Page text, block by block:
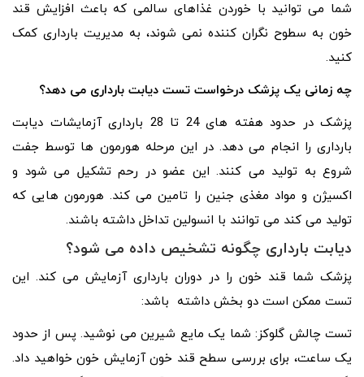
شما می توانید با خوردن غذاهای سالمی که باعث افزایش قند
خون به سطوح نگران کننده نمی شوند، به مدیریت بارداری کمک
کنید.
چه زمانی یک پزشک درخواست تست دیابت بارداری می دهد؟
پزشک در حدود هفته های 24 تا 28 بارداری آزمایشات دیابت
بارداری را انجام می دهد. در این مرحله هورمون ها توسط جفت
شروع به تولید می کنند. این عضو در رحم تشکیل می شود و
اکسیژن و مواد مغذی جنین را تامین می کند. هورمون هایی که
تولید می کند می توانند با انسولین تداخل داشته باشند.
دیابت بارداری چگونه تشخیص داده می شود؟
پزشک شما قند خون را در دوران بارداری آزمایش می کند. این
تست ممکن است دو بخش داشته باشد:
تست چالش گلوکز: شما یک مایع شیرین می نوشید. پس از حدود
یک ساعت، برای بررسی سطح قند خون آزمایش خون خواهید داد.